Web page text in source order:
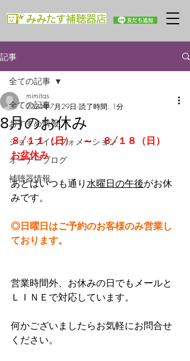
記事
全ての記事
おすすめ情報
ショップインフォメーション
オーナーブログ
補聴器情報
全ての記事
8月のお休み
mimitas
2024年7月29日 読了時間: 1分
８/１１（日）　～　８/１８（日）
お盆休み
あとはいつも通り水曜日の午後がお休
みです。
◎日曜日はご予約のお客様のみ営業し
ております。
営業時間外、お休みの日でもメールと
ＬＩＮＥで対応しています。
何かございましたらお気軽にお問合せ
ください。